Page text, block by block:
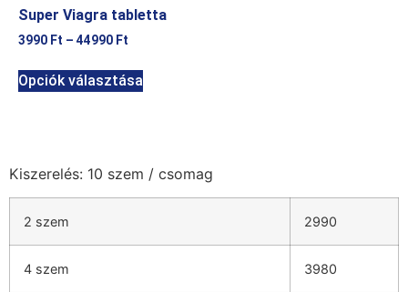
Super Viagra tabletta
3990 Ft – 44990 Ft
Opciók választása
Kiszerelés: 10 szem / csomag
2 szem 2990
4 szem 3980